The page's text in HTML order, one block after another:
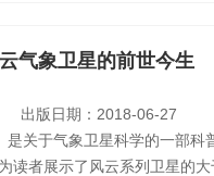
气象卫星的前世今生
出版日期：2018-06-27
是关于气象卫星科学的一部科
读者展示了风云系列卫星的